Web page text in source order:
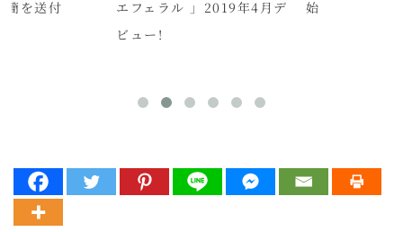
を送付
エフェラル 」2019年4月デ
ビュー!
始